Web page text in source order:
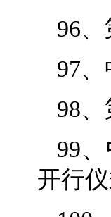
96
97
98
99
开行